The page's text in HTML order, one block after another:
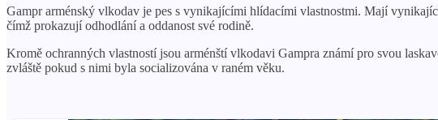
Gampr arménský vlkodav je pes s vynikajícími hlídacími vlastnostmi. Mají
čímž prokazují odhodlání a oddanost své rodině.
Kromě ochranných vlastností jsou arménští vlkodavi Gampra známí pro svou
zvláště pokud s nimi byla socializována v raném věku.